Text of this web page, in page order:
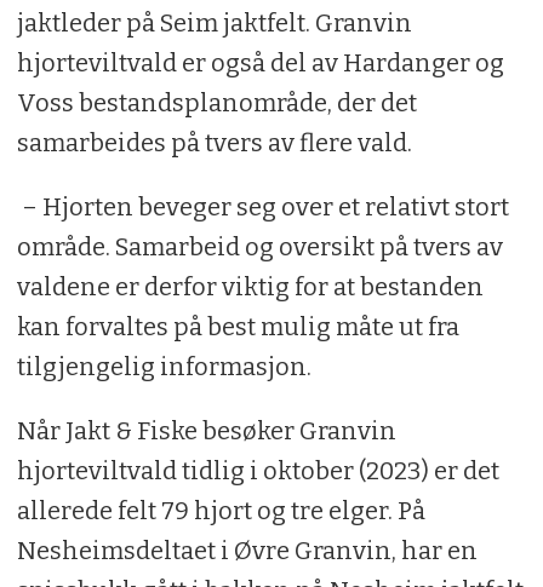
jaktleder på Seim jaktfelt. Granvin
hjorteviltvald er også del av Hardanger og
Voss bestandsplanområde, der det
samarbeides på tvers av flere vald.
– Hjorten beveger seg over et relativt stort
område. Samarbeid og oversikt på tvers av
valdene er derfor viktig for at bestanden
kan forvaltes på best mulig måte ut fra
tilgjengelig informasjon.
Når Jakt & Fiske besøker Granvin
hjorteviltvald tidlig i oktober (2023) er det
allerede felt 79 hjort og tre elger. På
Nesheimsdeltaet i Øvre Granvin, har en